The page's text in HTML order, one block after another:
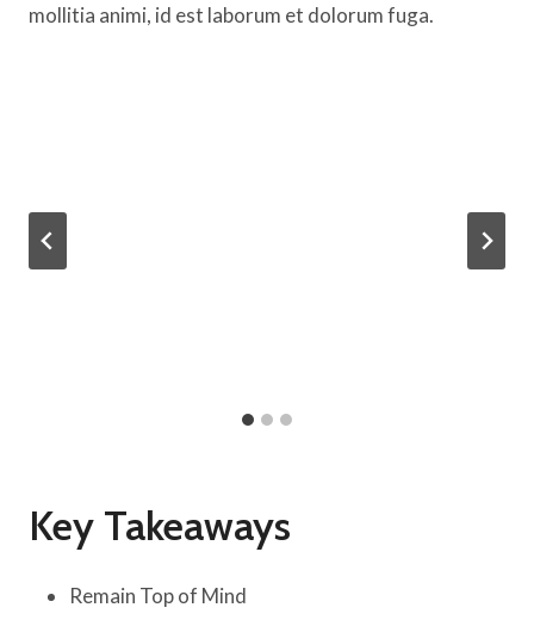
mollitia animi, id est laborum et dolorum fuga.
Key Takeaways
Remain Top of Mind